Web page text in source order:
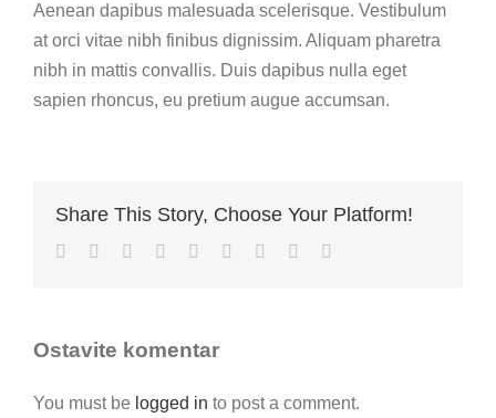
Aenean dapibus malesuada scelerisque. Vestibulum
at orci vitae nibh finibus dignissim. Aliquam pharetra
nibh in mattis convallis. Duis dapibus nulla eget
sapien rhoncus, eu pretium augue accumsan.
Share This Story, Choose Your Platform!
Facebook
TwitterLinkedIn
Reddit Whatsapp
TumblrPinterest
Ostavite komentar
You must be logged in to post a comment.